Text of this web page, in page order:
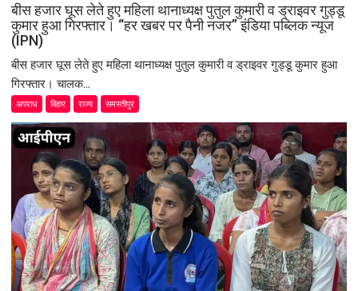
बीस हजार घूस लेते हुए महिला थानाध्यक्ष पुतुल कुमारी व ड्राइवर गुड्डू
कुमार हुआ गिरफ्तार। “हर खबर पर पैनी नजर” इंडिया पब्लिक न्यूज
(IPN)
बीस हजार घूस लेते हुए महिला थानाध्यक्ष पुतुल कुमारी व ड्राइवर गुड्डू कुमार हुआ
गिरफ्तार। चालक...
अपराध बिहार राज्य समस्तीपुर